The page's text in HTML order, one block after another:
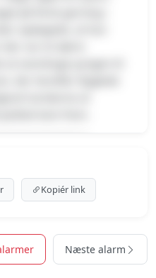
meldingen.
Kopiér link
Næste alarm